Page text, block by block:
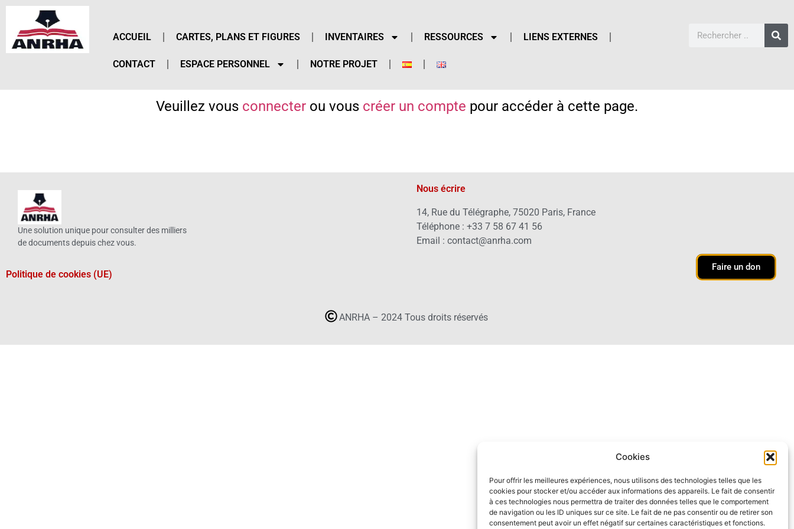
Cookies
Pour offrir les meilleures expériences, nous utilisons des technologies telles que les
cookies pour stocker et/ou accéder aux informations des appareils. Le fait de consentir
à ces technologies nous permettra de traiter des données telles que le comportement
de navigation ou les ID uniques sur ce site. Le fait de ne pas consentir ou de retirer son
consentement peut avoir un effet négatif sur certaines caractéristiques et fonctions.
ACCUEIL CARTES, PLANS ET FIGURES INVENTAIRES RESSOURCES LIENS EXTERNES
CONTACT ESPACE PERSONNEL NOTRE PROJET
Veuillez vous connecter ou vous créer un compte pour accéder à cette page.
Une solution unique pour consulter des milliers
de documents depuis chez vous.
Politique de cookies (UE)
Nous écrire
14, Rue du Télégraphe, 75020 Paris, France
Téléphone : +33 7 58 67 41 56
Email : contact@anrha.com
Faire un don
ANRHA – 2024 Tous droits réservés